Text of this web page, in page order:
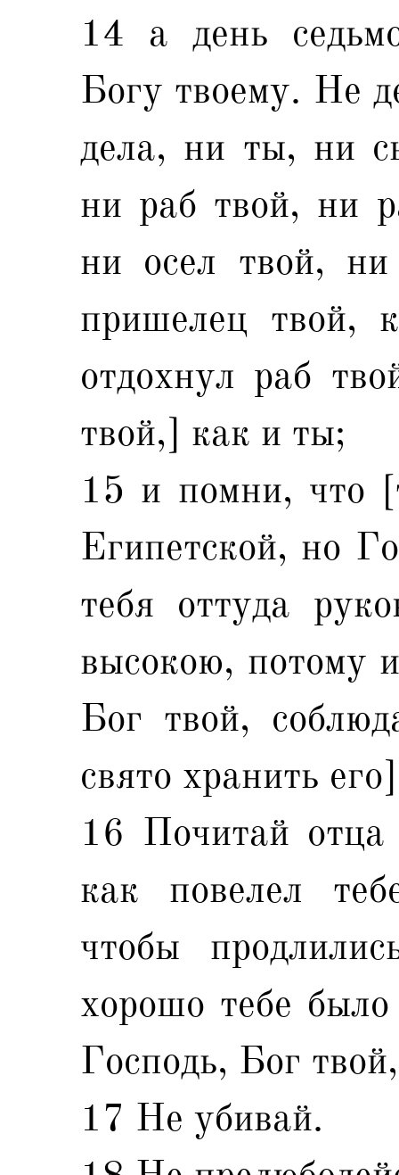
14 а день
Богу твоему. Не
дела, ни ты, ни
ни раб твой, ни
ни осел твой,
пришелец твой,
отдохнул раб
твой,] как и ты;
15 и помни, что
Египетской, но
тебя оттуда
высокою, потому
Бог твой,
свято хранить
16 Почитай отца
как повелел
чтобы
хорошо тебе
Господь, Бог
17 Не убивай.